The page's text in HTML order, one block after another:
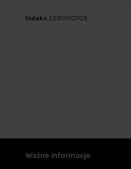
Indeks ES9120070B
Ważne informacje